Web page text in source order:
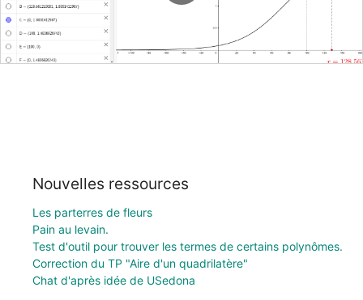
Nouvelles ressources
Les parterres de fleurs
Pain au levain.
Test d'outil pour trouver les termes de certains polynômes.
Correction du TP "Aire d'un quadrilatère"
Chat d'après idée de USedona